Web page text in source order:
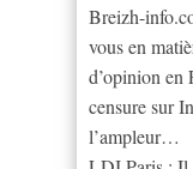
Breizh-
vous en
d’opinion en
censure sur
l’ampleur…